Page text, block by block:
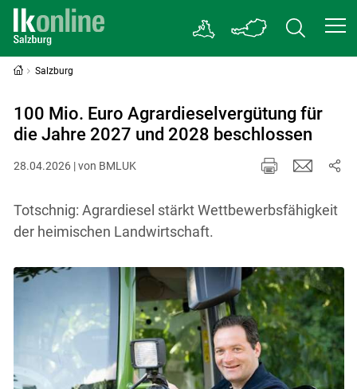
Salzburg
100 Mio. Euro Agrardieselvergütung für
die Jahre 2027 und 2028 beschlossen
28.04.2026 | von BMLUK
Totschnig: Agrardiesel stärkt Wettbewerbsfähigkeit
der heimischen Landwirtschaft.